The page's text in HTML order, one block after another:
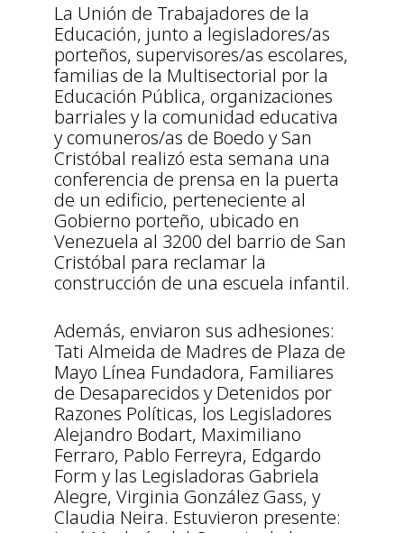
La Unión de Trabajadores de la
Educación, junto a legisladores/as
porteños, supervisores/as escolares,
familias de la Multisectorial por la
Educación Pública, organizaciones
barriales y la comunidad educativa
y comuneros/as de Boedo y San
Cristóbal realizó esta semana una
conferencia de prensa en la puerta
de un edificio, perteneciente al
Gobierno porteño, ubicado en
Venezuela al 3200 del barrio de San
Cristóbal para reclamar la
construcción de una escuela infantil.
Además, enviaron sus adhesiones:
Tati Almeida de Madres de Plaza de
Mayo Línea Fundadora, Familiares
de Desaparecidos y Detenidos por
Razones Políticas, los Legisladores
Alejandro Bodart, Maximiliano
Ferraro, Pablo Ferreyra, Edgardo
Form y las Legisladoras Gabriela
Alegre, Virginia González Gass, y
Claudia Neira. Estuvieron presente: